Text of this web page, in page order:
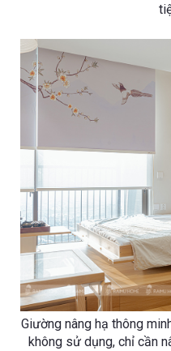
Giường nâng hạ thông
không sử dụng, chỉ cần